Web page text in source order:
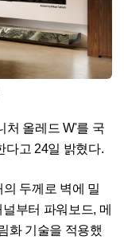
처 올레드 W'를 국
다고 24일 밝혔다.
두께로 벽에 밀
부터 파워보드, 메
화 기술을 적용했